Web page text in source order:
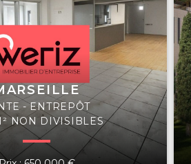
- ENTREPÔT
NON DIVISIBLES